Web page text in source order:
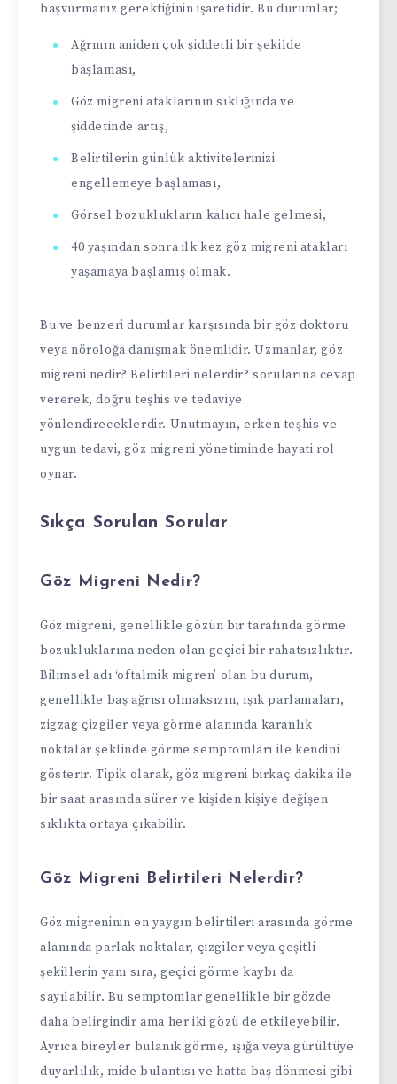
başvurmanız gerektiğinin işaretidir. Bu durumlar;
Ağrının aniden çok şiddetli bir şekilde
başlaması,
Göz migreni ataklarının sıklığında ve
şiddetinde artış,
Belirtilerin günlük aktivitelerinizi
engellemeye başlaması,
Görsel bozuklukların kalıcı hale gelmesi,
40 yaşından sonra ilk kez göz migreni atakları
yaşamaya başlamış olmak.
Bu ve benzeri durumlar karşısında bir göz doktoru
veya nöroloğa danışmak önemlidir. Uzmanlar, göz
migreni nedir? Belirtileri nelerdir? sorularına cevap
vererek, doğru teşhis ve tedaviye
yönlendireceklerdir. Unutmayın, erken teşhis ve
uygun tedavi, göz migreni yönetiminde hayati rol
oynar.
Sıkça Sorulan Sorular
Göz Migreni Nedir?
Göz migreni, genellikle gözün bir tarafında görme
bozukluklarına neden olan geçici bir rahatsızlıktır.
Bilimsel adı ‘oftalmik migren’ olan bu durum,
genellikle baş ağrısı olmaksızın, ışık parlamaları,
zigzag çizgiler veya görme alanında karanlık
noktalar şeklinde görme semptomları ile kendini
gösterir. Tipik olarak, göz migreni birkaç dakika ile
bir saat arasında sürer ve kişiden kişiye değişen
sıklıkta ortaya çıkabilir.
Göz Migreni Belirtileri Nelerdir?
Göz migreninin en yaygın belirtileri arasında görme
alanında parlak noktalar, çizgiler veya çeşitli
şekillerin yanı sıra, geçici görme kaybı da
sayılabilir. Bu semptomlar genellikle bir gözde
daha belirgindir ama her iki gözü de etkileyebilir.
Ayrıca bireyler bulanık görme, ışığa veya gürültüye
duyarlılık, mide bulantısı ve hatta baş dönmesi gibi